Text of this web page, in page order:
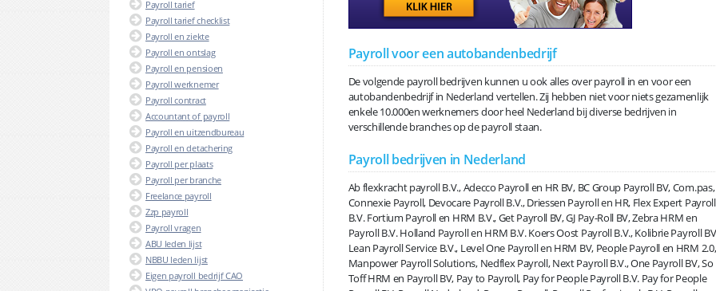
Payroll tarief
Payroll tarief checklist
Payroll en ziekte
Payroll en ontslag
Payroll en pensioen
Payroll werknemer
Payroll contract
Accountant of payroll
Payroll en uitzendbureau
Payroll en detachering
Payroll per plaats
Payroll per branche
Freelance payroll
Zzp payroll
Payroll vragen
ABU leden lijst
NBBU leden lijst
Eigen payroll bedrijf CAO
Payroll voor een autobandenbedrijf
De volgende payroll bedrijven kunnen u ook alles over payroll in en voor een
autobandenbedrijf in Nederland vertellen. Zij hebben niet voor niets gezamenlijk
enkele 10.000en werknemers door heel Nederland bij diverse bedrijven in
verschillende branches op de payroll staan.
Payroll bedrijven in Nederland
Ab flexkracht payroll B.V., Adecco Payroll en HR BV, BC Group Payroll BV, Com.pas,
Connexie Payroll, Devocare Payroll B.V., Driessen Payroll en HR, Flex Expert Payroll
B.V. Fortium Payroll en HRM B.V., Get Payroll BV, GJ Pay-Roll BV, Zebra HRM en
Payroll B.V. Holland Payroll en HRM B.V. Koers Oost Payroll B.V., Kolibrie Payroll
Lean Payroll Service B.V., Level One Payroll en HRM BV, People Payroll en HRM 2.0,
Manpower Payroll Solutions, Nedflex Payroll, Next Payroll B.V., One Payroll BV, So
Toff HRM en Payroll BV, Pay to Payroll, Pay for People Payroll B.V. Pay for People